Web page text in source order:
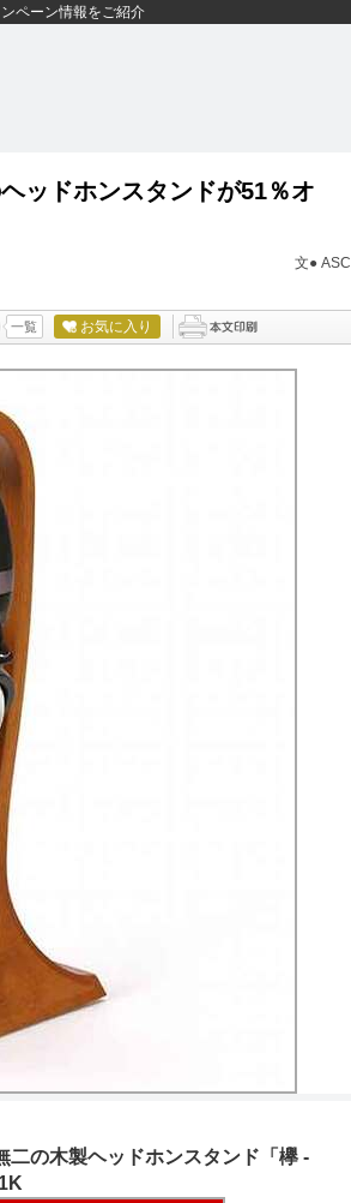
ペーン情報をご紹介
ッドホンスタンドが51％オ
文● ASCII
一覧 お気に入り
二の木製ヘッドホンスタンド「欅 -